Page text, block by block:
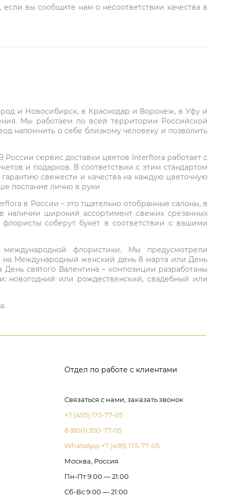
вы сообщите нам о несоответствии качества в
и Новосибирск, в Краснодар и Воронеж, в Уфу и
Мы работаем по всей территории Российской
напомнить о себе близкому человеку и позволить
сервис доставки цветов Interflora работает с
и подарков. В соответствии с этим стандартом
свежести и качества на каждую цветочную
послание лично в руки
в России – это тщательно отобранные салоны, в
наличии широкий ассортимент свежих срезанных
соберут букет в соответствии с вашими
флористики. Мы предусмотрели
на Международный женский день 8 марта или День
святого Валентина – композиции разработаны
новогодний или рождественский, свадебный или
Отдел по работе с клиентами
Связаться с нами, заказать звонок
+7 (495) 175-77-05
8 (800) 350-77-05
WhatsApp +7 (495) 175-77-05
Москва, Россия
Пн-Пт 9:00 — 21:00
Сб-Вс 9:00 — 21:00